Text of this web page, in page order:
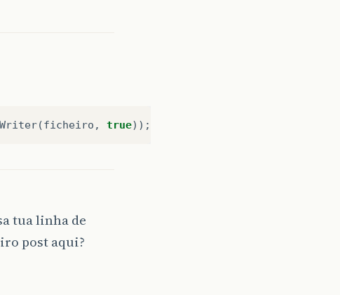
(ficheiro , true));
tua linha de
post aqui?